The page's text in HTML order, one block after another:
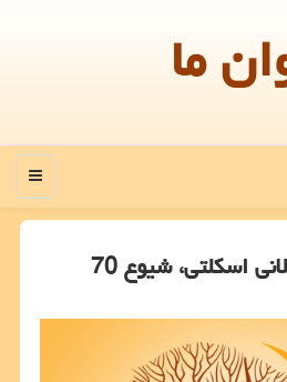
ما
منو
افزایش اختلالات عضلانی اسكلتی، شیوع 70